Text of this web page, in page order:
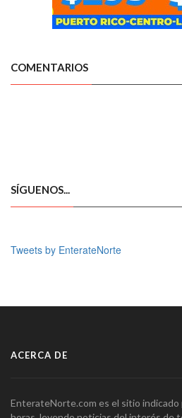
COMENTARIOS
SÍGUENOS...
Tweets by EnterateNorte
ACERCA DE
EnterateNorte.com es el sitio